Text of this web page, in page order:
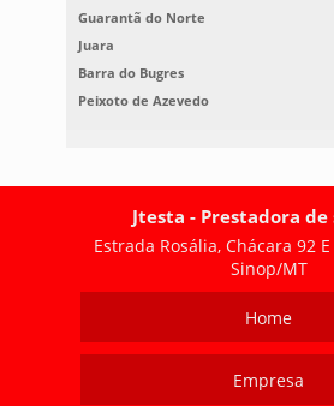
Guarantã do Norte
Juara
Barra do Bugres
Peixoto de Azevedo
Jtesta - Prestadora de
Estrada Rosália, Chácara 92
Sinop/MT
Home
Empresa